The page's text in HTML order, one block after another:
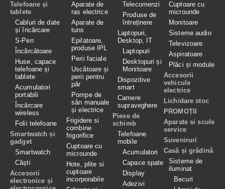
Telefoane și
tablete
Cabluri de date
și încărcare
S-Pen
Încărcătoare
Huse, capace
telefoane și
tablete
Acumulatori
portabili
Încărcare
wireless
Folii telefoane
Smartwatch și
gadget
Smartwatch
Căști
Accesorii
electronice și
Aparate de
ras electrice
Aparate de
tuns
Epilatoare,
produse IPL
Perii faciale
Uscătoare și
perii pentru
păr
Pompe de
sân manuale
și electrice
Frigidere si
combine
frigorifice
Cuptoare cu
microunde
Hote, plite si
cuptoare
incorporabile
Telecomenzi
Produse de
întreținere
Laptopuri,
Desktop, IT
Laptopuri
Desktopuri și
Monitoare
Dispozitive
smart
Camere
supraveghere
Piese de
schimb
Telefoane
mobile
Acumulatori
Capace spate
Display
Adezivi
Cuptoare cu
microunde
Monitoare
Sisteme audio
Televizoare
Aspiratoare
Plăci și module
Accesorii
vehicule
electrice
Lichidare stoc
PROMOȚII
Aparate si scule
service
Suveniruri
Casă și grădină
Sisteme de
iluminat
Becuri